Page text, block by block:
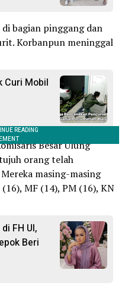
bagian pinggang dan
Korbanpun meninggal
Curi Mobil
Besar Ulung
orang telah
masing-masing
MF (14), PM (16), KN
FH UI,
Beri